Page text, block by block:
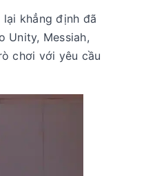
lại khẳng định đã
Unity, Messiah,
chơi với yêu cầu